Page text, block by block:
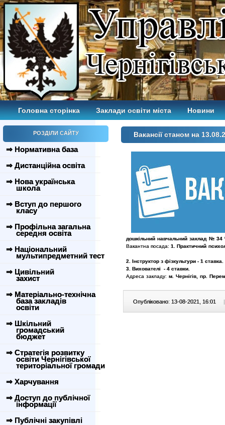
Головна сторінка Заклади освіти міста Новини
РОЗДІЛИ САЙТУ
⇒ Нормативна база
⇒ Дистанційна освіта
⇒ Нова українська
школа
⇒ Вступ до першого
класу
⇒ Профільна загальна
середня освіта
⇒ Національний
мультипредметний тест
⇒ Цивільний
захист
⇒ Матеріально-технічна
база закладів
освіти
⇒ Шкільний
громадський
бюджет
⇒ Стратегія розвитку
освіти Чернігівської
територіальної громади
⇒ Харчування
⇒ Доступ до публічної
інформації
⇒ Публічні закупівлі
Вакансії станом на
дошкільний навчальний заклад № 34
Вакантна посада: 1. Практичний
2. Інструктор з фізкультури - 1 ставка.
3. Вихователі - 4 ставки.
Адреса закладу: м. Чернігів, пр.
Опубліковано: 13-08-2021, 16:01 |